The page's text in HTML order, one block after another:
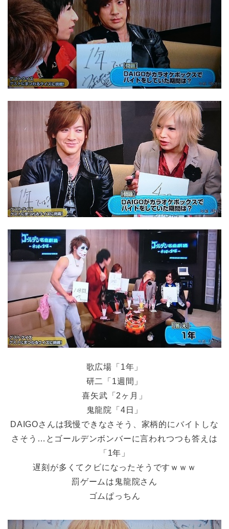
歌広場「1年」
研二「1週間」
喜矢武「2ヶ月」
鬼龍院「4日」
DAIGOさんは我慢できなさそう、家柄的にバイトしな
さそう…とゴールデンボンバーに言われつつも答えは
「1年」
遅刻が多くてクビになったそうですｗｗｗ
罰ゲームは鬼龍院さん
ゴムぱっちん